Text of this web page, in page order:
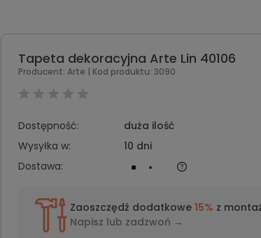
Tapeta dekoracyjna Arte Lin 40106
Producent: Arte | Kod produktu: 3090
Dostępność:
duża ilość
Wysyłka w:
10 dni
Dostawa:
Zaoszczędź dodatkowe 15% z
Napisz lub zadzwoń →